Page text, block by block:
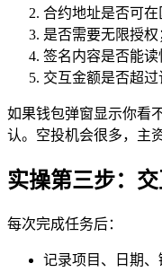
合约地址是否可在
是否需要无限授权
签名内容是否能读
交互金额是否超过
如果钱包弹窗显示你看
认。空投机会很多，主
实操第三步：
每次完成任务后：
记录项目、日期、